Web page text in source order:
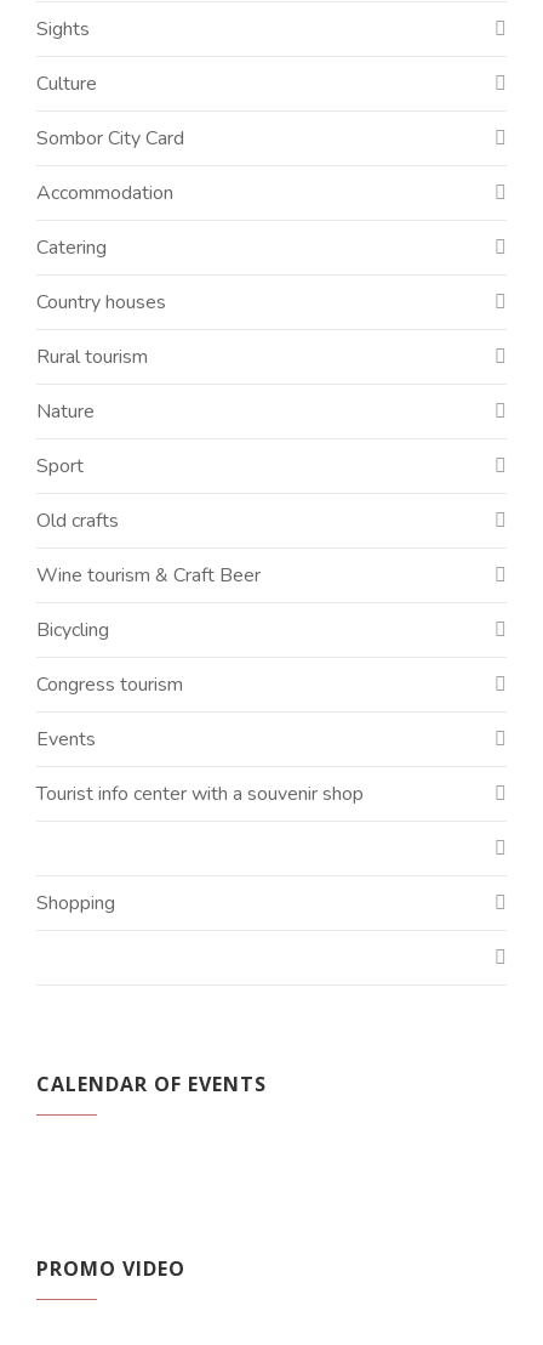
Sights
Culture
Sombor City Card
Accommodation
Catering
Country houses
Rural tourism
Nature
Sport
Old crafts
Wine tourism & Craft Beer
Bicycling
Congress tourism
Events
Tourist info center with a souvenir shop
Shopping
CALENDAR OF EVENTS
PROMO VIDEO